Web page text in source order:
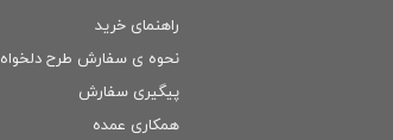
راهنمای خرید
نحوه ی سفارش طرح دلخواه
پیگیری سفارش
همکاری عمده